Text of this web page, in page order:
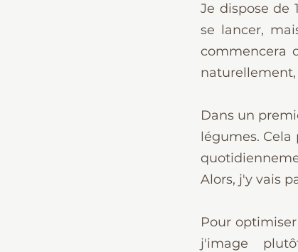
Je dispose de
se lancer,
commencera
naturellement,
Dans un
légumes.
Alors, j'y vais
Pour
j'image